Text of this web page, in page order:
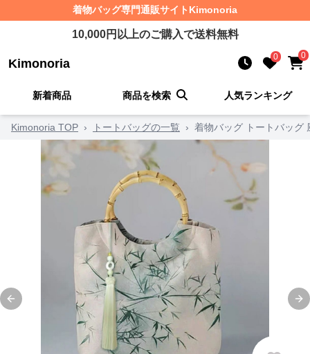
着物バッグ専門通販サイト Kimonoria
10,000円以上のご購入で送料無料
Kimonoria 0 0
新着商品 商品を検索 人気ランキング
Kimonoria TOP › トートバッグの一覧 › 着物バッグ トートバッグ
Previous slide